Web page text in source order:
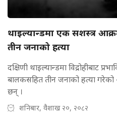
थाइल्यान्डमा एक सशस्त्र
तीन जनाको हत्या
दक्षिणी थाइल्यान्डमा विद्रोहीबाट
बालकसहित तीन जनाको हत्या
छन् ।
शनिबार, वैशाख २०, २०८२